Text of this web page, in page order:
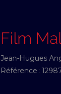
Film
Jean-Hugues
Référence :